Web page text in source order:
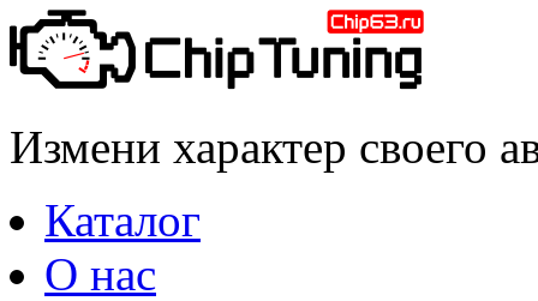
Измени характер своего
Каталог
О нас